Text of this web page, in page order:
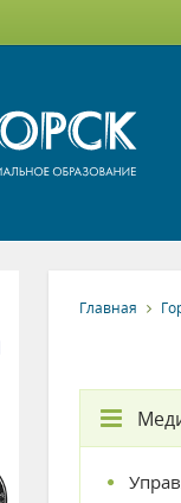
Главная